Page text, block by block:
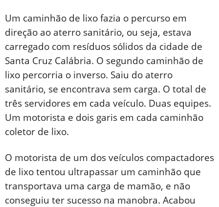
Um caminhão de lixo fazia o percurso em
direção ao aterro sanitário, ou seja, estava
carregado com resíduos sólidos da cidade de
Santa Cruz Calábria. O segundo caminhão de
lixo percorria o inverso. Saiu do aterro
sanitário, se encontrava sem carga. O total de
três servidores em cada veículo. Duas equipes.
Um motorista e dois garis em cada caminhão
coletor de lixo.
O motorista de um dos veículos compactadores
de lixo tentou ultrapassar um caminhão que
transportava uma carga de mamão, e não
conseguiu ter sucesso na manobra. Acabou